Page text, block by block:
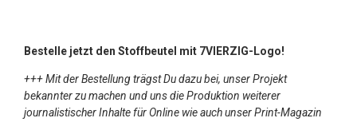
Bestelle jetzt den Stoffbeutel mit 7VIERZIG-Logo!
+++ Mit der Bestellung trägst Du dazu bei, unser Projekt
bekannter zu machen und uns die Produktion weiterer
journalistischer Inhalte für Online wie auch unser Print-Magazin